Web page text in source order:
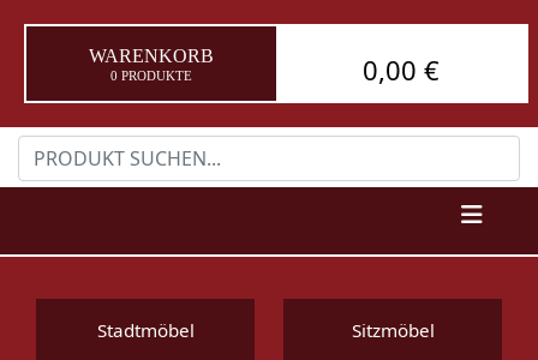
WARENKORB
0 PRODUKTE 0,00 €
Stadtmöbel Sitzmöbel